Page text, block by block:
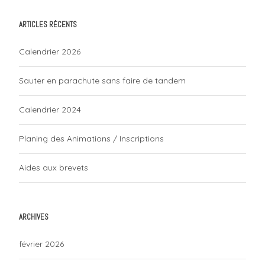
ARTICLES RÉCENTS
Calendrier 2026
Sauter en parachute sans faire de tandem
Calendrier 2024
Planing des Animations / Inscriptions
Aides aux brevets
ARCHIVES
février 2026